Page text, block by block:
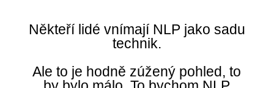
Někteří lidé vnímají NLP jako sadu
technik.
Ale to je hodně zúžený pohled, to